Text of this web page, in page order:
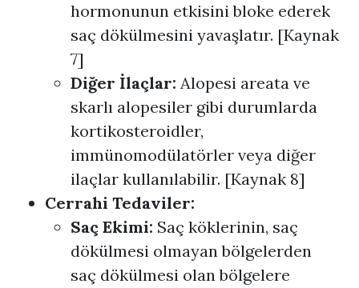
hormonunun etkisini bloke ederek
saç dökülmesini yavaşlatır. [Kaynak
7]
Diğer İlaçlar: Alopesi areata ve
skarlı alopesiler gibi durumlarda
kortikosteroidler,
immünomodülatörler veya diğer
ilaçlar kullanılabilir. [Kaynak 8]
Cerrahi Tedaviler:
Saç Ekimi: Saç köklerinin, saç
dökülmesi olmayan bölgelerden
saç dökülmesi olan bölgelere